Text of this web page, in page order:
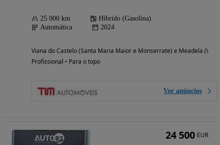
25 000 km
Híbrido (Gasolina)
Automática
2024
Viana do Castelo (Santa Maria Maior e Monserrate) e Meadela
Profissional • Para o topo
Ver anúncios
24 500 EUR